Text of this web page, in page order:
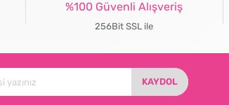
%100 Güvenli Alışveriş
256Bit SSL ile
KAYDOL